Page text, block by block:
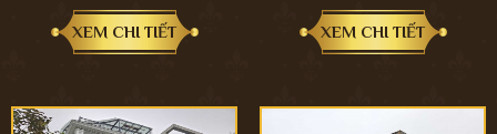
XEM CHI TIẾT XEM CHI TIẾT